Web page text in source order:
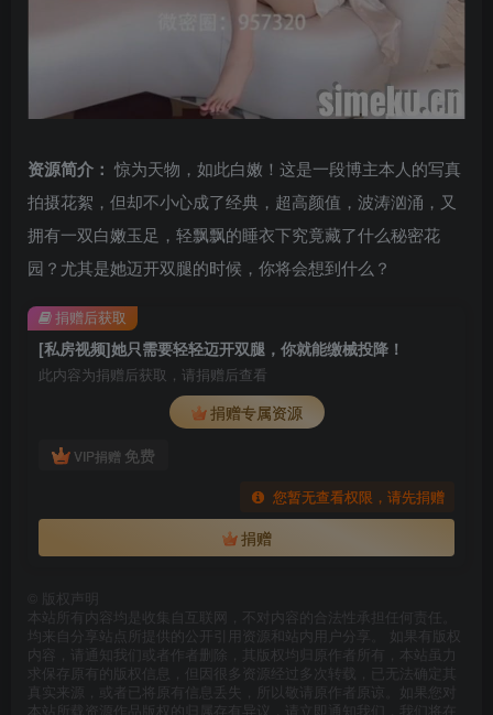
资源简介： 惊为天物，如此白嫩！这是一段博主本人的写真
拍摄花絮，但却不小心成了经典，超高颜值，波涛汹涌，又
拥有一双白嫩玉足，轻飘飘的睡衣下究竟藏了什么秘密花
园？尤其是她迈开双腿的时候，你将会想到什么？
[私房视频]她只需要轻轻迈开双腿，你就能缴械投降！
此内容为捐赠后获取，请捐赠后查看
捐赠专属资源
VIP捐赠 免费
您暂无查看权限，请先捐赠
捐赠
捐赠后获取
版权声明
本站所有内容均是收集自互联网，不对内容的合法性承担任何责任。
均来自分享站点所提供的公开引用资源和站内用户分享。 如果有版权
内容，请通知我们或者作者删除，其版权均归原作者所有，本站虽力
求保存原有的版权信息，但因很多资源经过多次转载，已无法确定其
真实来源，或者已将原有信息丢失，所以敬请原作者原谅。如果您对
本站所载资源作品版权的归属存有异议，请立即通知我们，我们将在